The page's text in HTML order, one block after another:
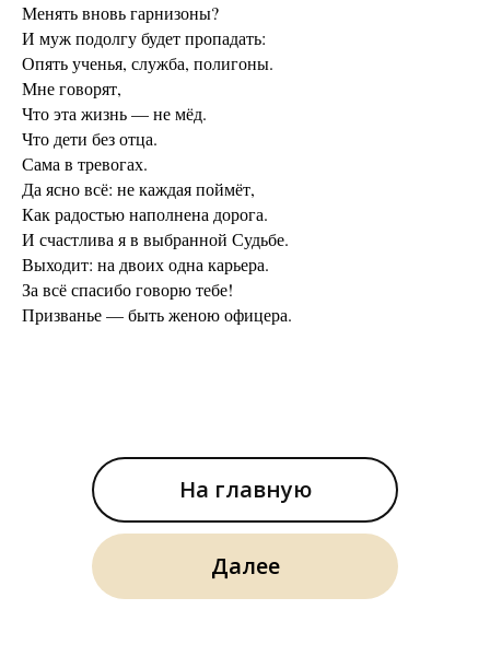
Менять вновь гарнизоны?
И муж подолгу будет пропадать:
Опять ученья, служба, полигоны.
Мне говорят,
Что эта жизнь — не мёд.
Что дети без отца.
Сама в тревогах.
Да ясно всё: не каждая поймёт,
Как радостью наполнена дорога.
И счастлива я в выбранной Судьбе.
Выходит: на двоих одна карьера.
За всё спасибо говорю тебе!
Призванье — быть женою офицера.
На главную
Далее